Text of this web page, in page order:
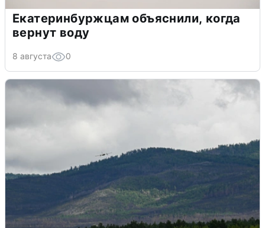
Екатеринбуржцам объяснили, когда
вернут воду
8 августа 0